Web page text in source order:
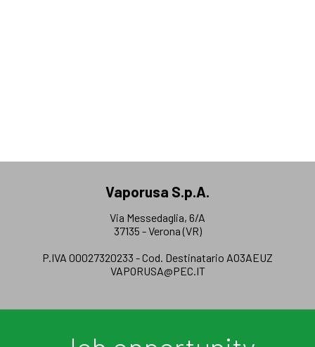
Vaporusa S.p.A.
Via Messedaglia, 6/A
37135 - Verona (VR)
P.IVA 00027320233 - Cod. Destinatario AO3AEUZ
VAPORUSA@PEC.IT